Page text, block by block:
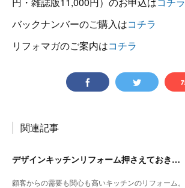
バックナンバーのご購入はコチラ
リフォマガのご案内はコチラ
関連記事
デザインキッチンリフォーム押さえておきたい3か条 《その3》設備以外の使い勝手・デザイン性
顧客からの需要も関心も高いキッチンのリフォーム。